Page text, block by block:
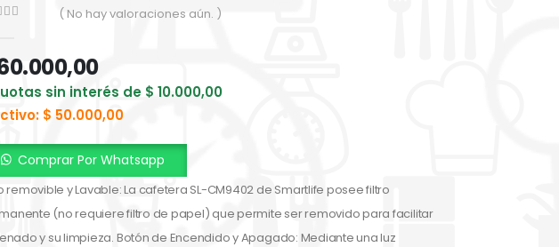
( No hay valoraciones aún. )
sin interés de $ 10.000,00
$ 50.000,00
Comprar Por Whatsapp
removible y Lavable: La cafetera SL-CM9402 de Smartlife posee filtro
(no requiere filtro de papel) que permite ser removido para facilitar
y su limpieza. Botón de Encendido y Apagado: Mediante una luz